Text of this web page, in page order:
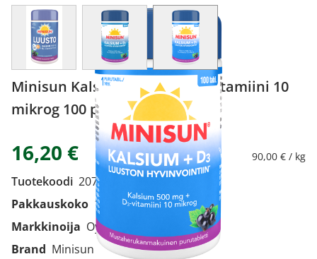
View larger imageView larger imageView larger image
Minisun Kalsium 500 mg + D-vitamiini 10
mikrog 100 purutabl
16,20 € 90,00 € / kg
Tuotekoodi 2076750
Pakkauskoko 100 purutabl
Markkinoija Oy Verman Ab
Brand Minisun